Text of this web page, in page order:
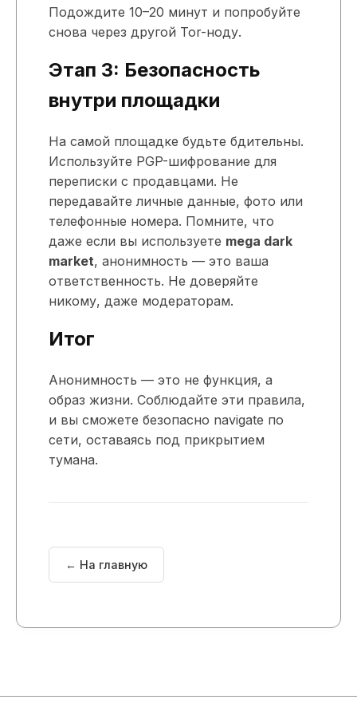
Подождите 10–20 минут и попробуйте
снова через другой Tor-ноду.
Этап 3: Безопасность
внутри площадки
На самой площадке будьте бдительны.
Используйте PGP-шифрование для
переписки с продавцами. Не
передавайте личные данные, фото или
телефонные номера. Помните, что
даже если вы используете mega dark
market, анонимность — это ваша
ответственность. Не доверяйте
никому, даже модераторам.
Итог
Анонимность — это не функция, а
образ жизни. Соблюдайте эти правила,
и вы сможете безопасно navigate по
сети, оставаясь под прикрытием
тумана.
← На главную